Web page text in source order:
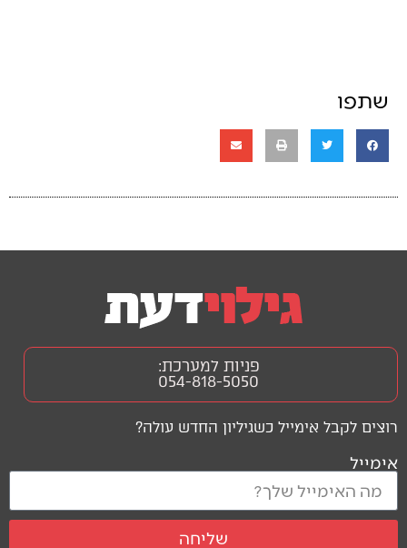
שתפו
רוצים לקבל אימייל כשגיליון החדש עולה?
אימייל
שליחה
פניות למערכת:
054-818-5050